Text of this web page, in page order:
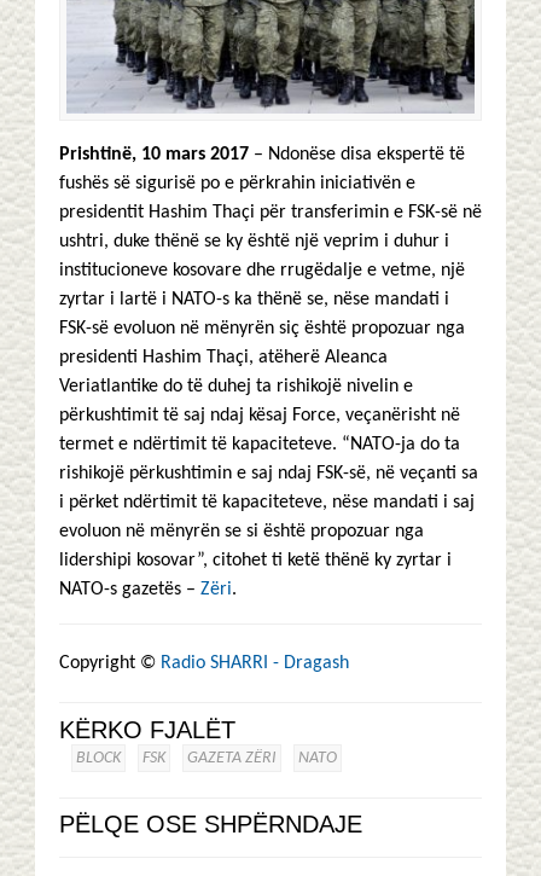
Prishtinë, 10 mars 2017 – Ndonëse disa ekspertë të
fushës së sigurisë po e përkrahin iniciativën e
presidentit Hashim Thaçi për transferimin e FSK-së në
ushtri, duke thënë se ky është një veprim i duhur i
institucioneve kosovare dhe rrugëdalje e vetme, një
zyrtar i lartë i NATO-s ka thënë se, nëse mandati i
FSK-së evoluon në mënyrën siç është propozuar nga
presidenti Hashim Thaçi, atëherë Aleanca
Veriatlantike do të duhej ta rishikojë nivelin e
përkushtimit të saj ndaj kësaj Force, veçanërisht në
termet e ndërtimit të kapaciteteve. “NATO-ja do ta
rishikojë përkushtimin e saj ndaj FSK-së, në veçanti sa
i përket ndërtimit të kapaciteteve, nëse mandati i saj
evoluon në mënyrën se si është propozuar nga
lidershipi kosovar”, citohet ti ketë thënë ky zyrtar i
NATO-s gazetës – Zëri.
Copyright © Radio SHARRI - Dragash
KËRKO FJALËT
BLOCK FSK GAZETA ZËRI NATO
PËLQE OSE SHPËRNDAJE